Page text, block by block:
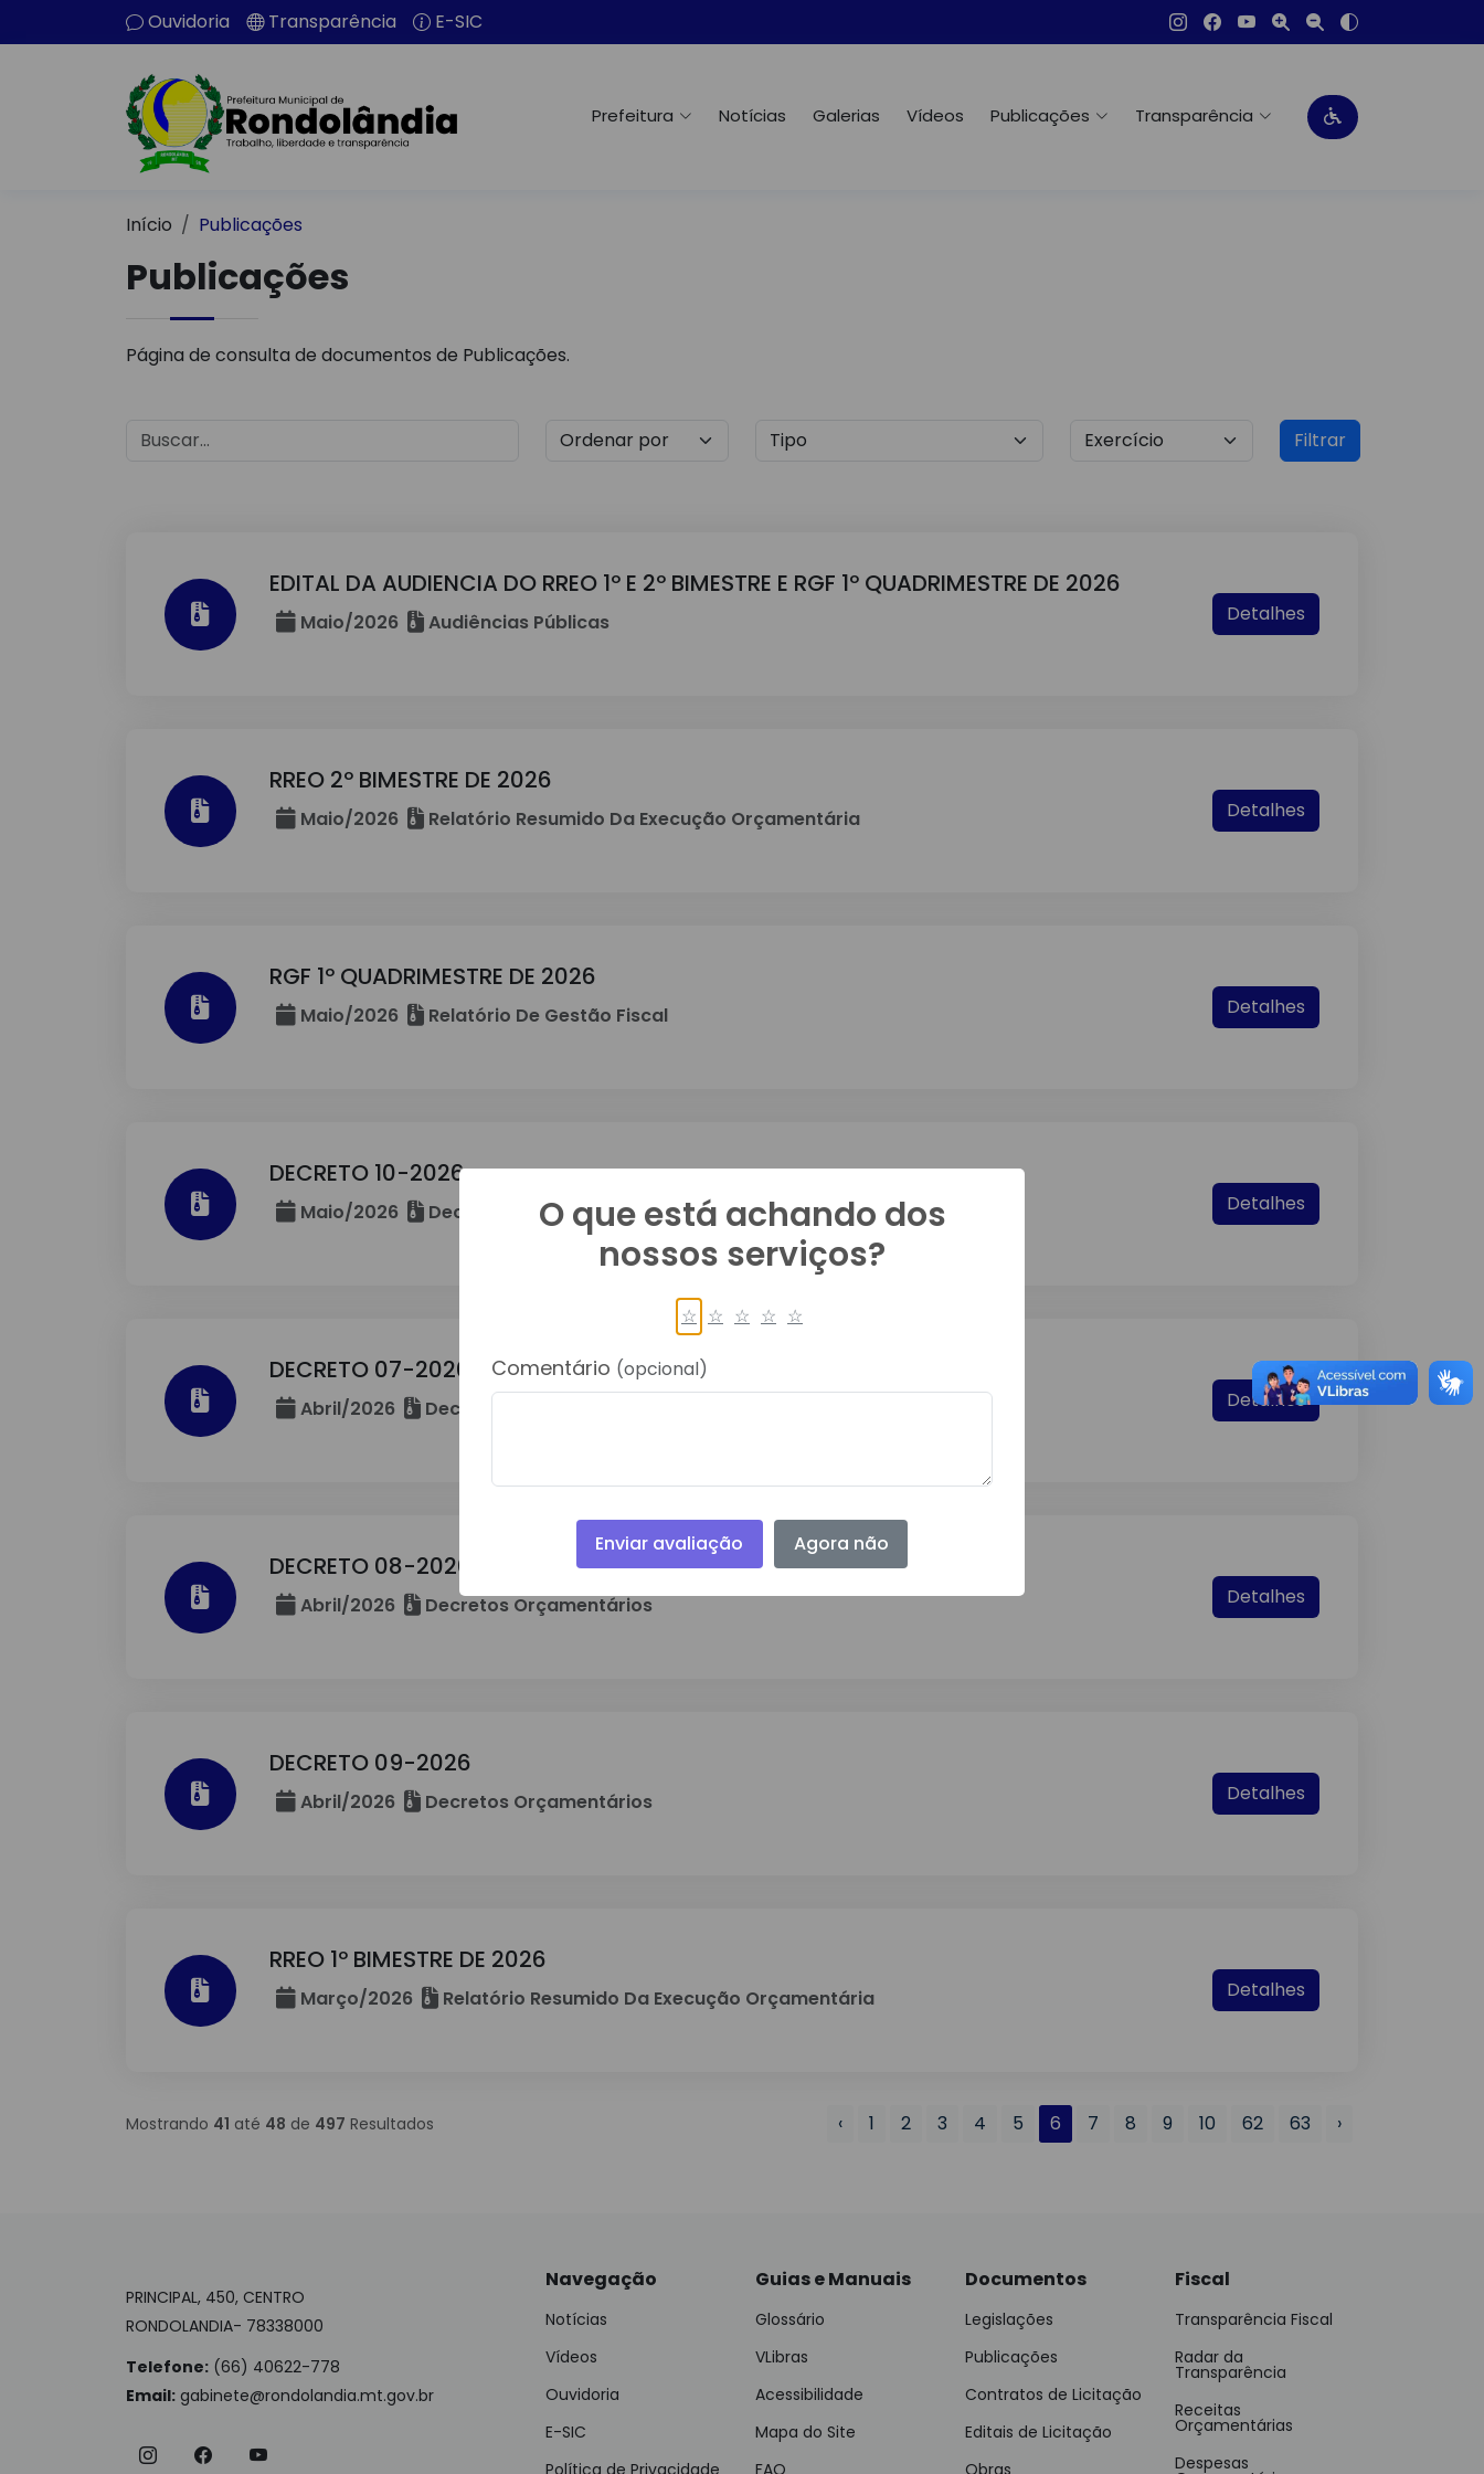
Ouvidoria Transparência E-SIC
Prefeitura Notícias Galerias Vídeos Publicações Transparência
Início Publicações
Publicações
Página de consulta de documentos de Publicações.
Filtrar
EDITAL DA AUDIENCIA DO RREO 1º E 2º BIMESTRE E RGF 1º QUADRIMESTRE DE 2026
Maio/2026 Audiências Públicas Detalhes
RREO 2º BIMESTRE DE 2026
Maio/2026 Relatório Resumido Da Execução Orçamentária Detalhes
RGF 1º QUADRIMESTRE DE 2026
Maio/2026 Relatório De Gestão Fiscal Detalhes
DECRETO 10-2026
Maio/2026 Decretos Orçamentários Detalhes
DECRETO 07-2026
Abril/2026 Decretos Orçamentários Detalhes
DECRETO 08-2026
Abril/2026 Decretos Orçamentários Detalhes
DECRETO 09-2026
Abril/2026 Decretos Orçamentários Detalhes
RREO 1º BIMESTRE DE 2026
Março/2026 Relatório Resumido Da Execução Orçamentária Detalhes
Mostrando 41 até 48 de 497 Resultados ‹ 1 2 3 4 5 6 7 8 9 10 62 63 ›
PRINCIPAL, 450, CENTRO
RONDOLANDIA- 78338000
Telefone: (66) 40622-778
Email: gabinete@rondolandia.mt.gov.br
Navegação
Notícias
Vídeos
Ouvidoria
E-SIC
Política de Privacidade
Guias e Manuais
Glossário
VLibras
Acessibilidade
Mapa do Site
FAQ
Documentos
Legislações
Publicações
Contratos de Licitação
Editais de Licitação
Obras
Fiscal
Transparência Fiscal
Radar da
Transparência
Receitas
Orçamentárias
Despesas
O que está achando dos
nossos serviços?
☆ ☆ ☆ ☆ ☆
Comentário (opcional)
Enviar avaliação Agora não